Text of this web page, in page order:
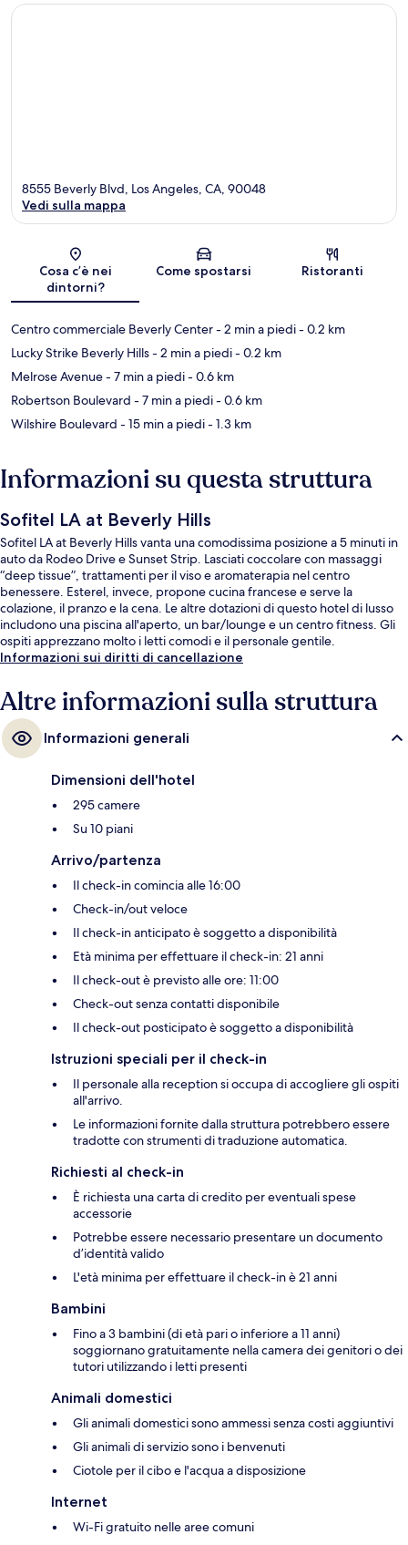
Mappa
8555 Beverly Blvd, Los Angeles, CA, 90048
Vedi sulla mappa
Cosa c’è nei
dintorni?
Come spostarsi Ristoranti
Centro commerciale Beverly Center- 2 min a piedi- 0.2 km
Lucky Strike Beverly Hills- 2 min a piedi- 0.2 km
Melrose Avenue- 7 min a piedi- 0.6 km
Robertson Boulevard - 7 min a piedi- 0.6 km
Wilshire Boulevard - 15 min a piedi- 1.3 km
Informazioni su questa struttura
Sofitel LA at Beverly Hills
Sofitel LA at Beverly Hills vanta una comodissima posizione a 5 minuti in
auto da Rodeo Drive e Sunset Strip. Lasciati coccolare con massaggi
“deep tissue”, trattamenti per il viso e aromaterapia nel centro
benessere. Esterel, invece, propone cucina francese e serve la
colazione, il pranzo e la cena. Le altre dotazioni di questo hotel di lusso
includono una piscina all'aperto, un bar/lounge e un centro fitness. Gli
ospiti apprezzano molto i letti comodi e il personale gentile.
Informazioni sui diritti di cancellazione
Altre informazioni sulla struttura
Informazioni generali
Dimensioni dell'hotel
295 camere
Su 10 piani
Arrivo/partenza
Il check-in comincia alle 16:00
Check-in/out veloce
Il check-in anticipato è soggetto a disponibilità
Età minima per effettuare il check-in: 21 anni
Il check-out è previsto alle ore: 11:00
Check-out senza contatti disponibile
Il check-out posticipato è soggetto a disponibilità
Istruzioni speciali per il check-in
Il personale alla reception si occupa di accogliere gli ospiti
all'arrivo.
Le informazioni fornite dalla struttura potrebbero essere
tradotte con strumenti di traduzione automatica.
Richiesti al check-in
È richiesta una carta di credito per eventuali spese
accessorie
Potrebbe essere necessario presentare un documento
d’identità valido
L'età minima per effettuare il check-in è 21 anni
Bambini
Fino a 3 bambini (di età pari o inferiore a 11 anni)
soggiornano gratuitamente nella camera dei genitori o dei
tutori utilizzando i letti presenti
Animali domestici
Gli animali domestici sono ammessi senza costi aggiuntivi
Gli animali di servizio sono i benvenuti
Ciotole per il cibo e l'acqua a disposizione
Internet
Wi-Fi gratuito nelle aree comuni